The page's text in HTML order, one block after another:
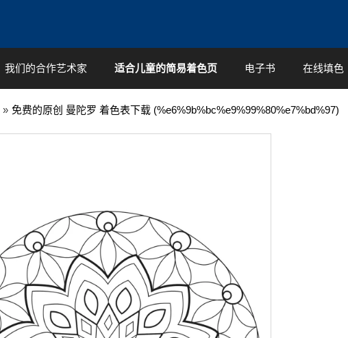
我们的合作艺术家 适合儿童的简易着色页 电子书 在线填色
» 免费的原创 曼陀罗 着色表下载 (%e6%9b%bc%e9%99%80%e7%bd%97)